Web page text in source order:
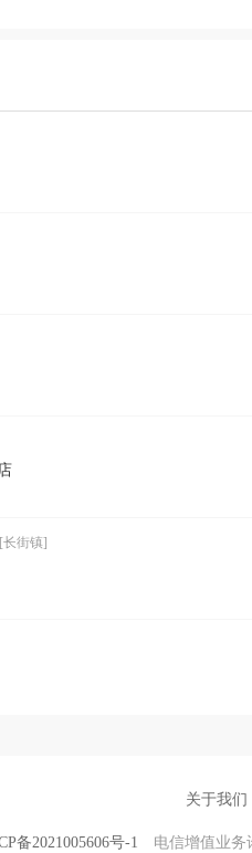
[长街镇]
关于我们
备2021005606号-1 电信增值业务